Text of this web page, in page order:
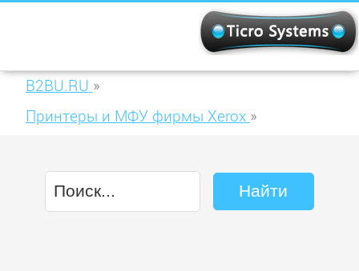
B2BU.RU »
Принтеры и МФУ фирмы Xerox »